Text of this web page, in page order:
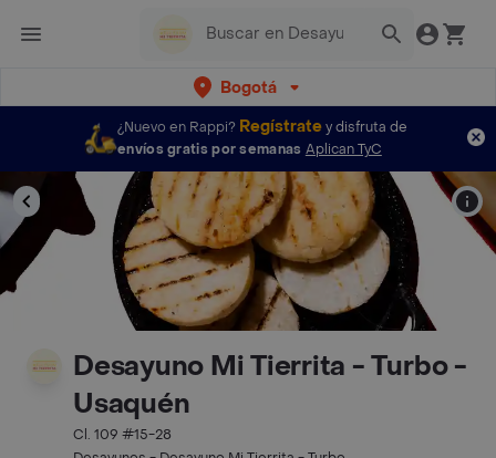
Bogotá
¿Nuevo en Rappi? Regístratey disfruta de
envíos gratis por semanas Aplican TyC
Desayuno Mi Tierrita - Turbo -
Usaquén
Cl. 109 #15-28